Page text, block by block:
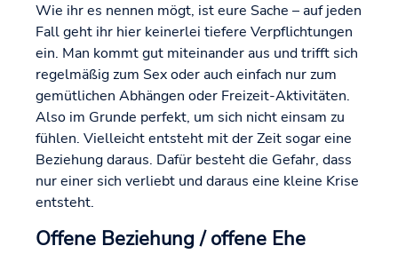
Wie ihr es nennen mögt, ist eure Sache – auf jeden
Fall geht ihr hier keinerlei tiefere Verpflichtungen
ein. Man kommt gut miteinander aus und trifft sich
regelmäßig zum Sex oder auch einfach nur zum
gemütlichen Abhängen oder Freizeit-Aktivitäten.
Also im Grunde perfekt, um sich nicht einsam zu
fühlen. Vielleicht entsteht mit der Zeit sogar eine
Beziehung daraus. Dafür besteht die Gefahr, dass
nur einer sich verliebt und daraus eine kleine Krise
entsteht.
Offene Beziehung / offene Ehe